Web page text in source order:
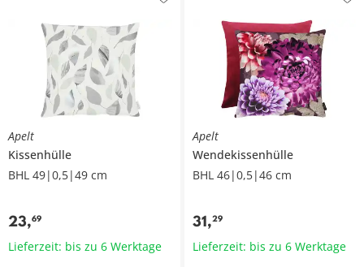
Apelt
Kissenhülle
BHL 49|0,5|49 cm
23,69
Lieferzeit: bis zu 6 Werktage
Apelt
Wendekissenhülle
BHL 46|0,5|46 cm
31,29
Lieferzeit: bis zu 6 Werktage